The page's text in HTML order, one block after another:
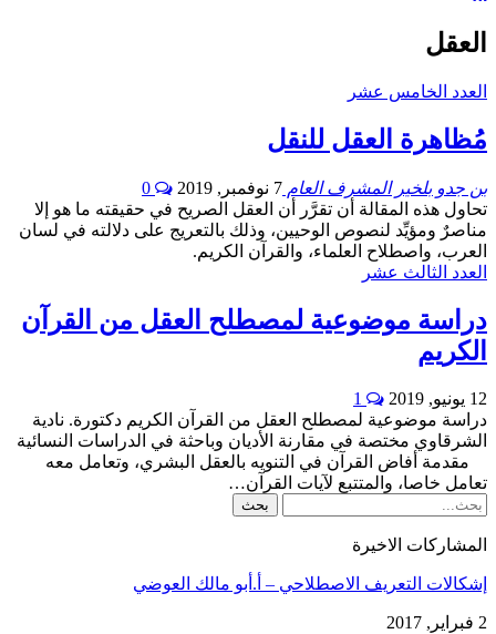
العقل
العدد الخامس عشر
مُظاهرة العقل للنقل
بن جدو بلخير المشرف العام 7 نوفمبر, 2019
تحاول هذه المقالة أن تقرَّر أن العقل الصريح في حقيقته ما هو إلا
مناصرٌ ومؤيِّد لنصوص الوحيين، وذلك بالتعريج على دلالته في لسان
العرب، واصطلاح العلماء، والقرآن الكريم.
العدد الثالث عشر
دراسة موضوعية لمصطلح العقل من القرآن
الكريم
12 يونيو, 2019
دراسة موضوعية لمصطلح العقل من القرآن الكريم دكتورة. نادية
الشرقاوي مختصة في مقارنة الأديان وباحثة في الدراسات النسائية
مقدمة أفاض القرآن في التنويه بالعقل البشري، وتعامل معه
تعامل خاصا، والمتتبع لآيات القرآن…
المشاركات الاخيرة
إشكالات التعريف الاصطلاحي – أ.أبو مالك العوضي
2 فبراير, 2017